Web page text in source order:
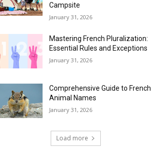
Campsite
January 31, 2026
Mastering French Pluralization:
Essential Rules and Exceptions
January 31, 2026
Comprehensive Guide to French
Animal Names
January 31, 2026
Load more